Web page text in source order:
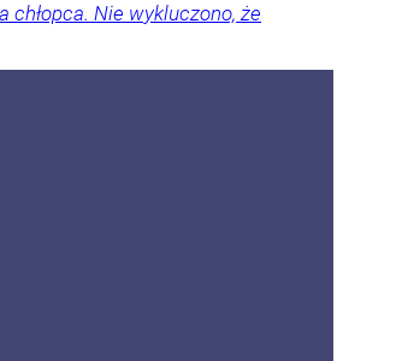
chłopca. Nie wykluczono, że